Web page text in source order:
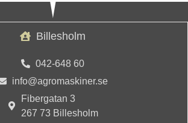
Billesholm
042-648 60
info@agromaskiner.se
Fibergatan 3
267 73 Billesholm